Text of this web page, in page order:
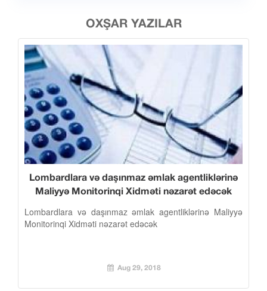
OXŞAR YAZILAR
Lombardlara və daşınmaz əmlak agentliklərinə
Maliyyə Monitorinqi Xidməti nəzarət edəcək
Lombardlara və daşınmaz əmlak agentliklərinə Maliyyə
Monitorinqi Xidməti nəzarət edəcək
Aug 29, 2018